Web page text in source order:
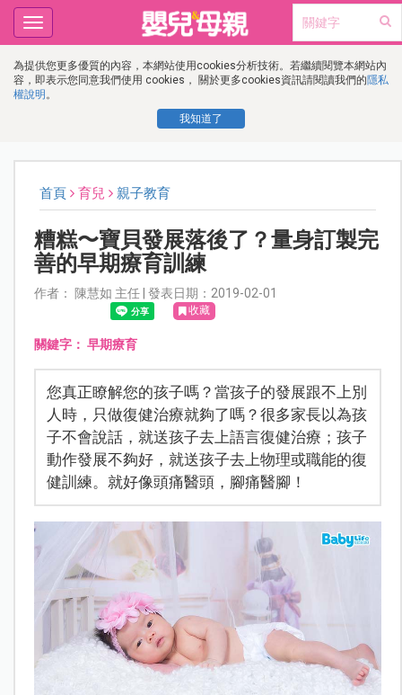
為提供您更多優質的內容，本網站使用cookies分析技術。若繼續閱覽本網站內
容，即表示您同意我們使用 cookies， 關於更多cookies資訊請閱讀我們的隱私
權說明 。
我知道了
Toggle
navigation
首頁 育兒 親子教育
糟糕〜寶貝發展落後了？量身訂製完
善的早期療育訓練
作者： 陳慧如 主任 | 發表日期：2019-02-01
收藏
關鍵字： 早期療育
您真正瞭解您的孩子嗎？當孩子的發展跟不上別
人時，只做復健治療就夠了嗎？很多家長以為孩
子不會說話，就送孩子去上語言復健治療；孩子
動作發展不夠好，就送孩子去上物理或職能的復
健訓練。就好像頭痛醫頭，腳痛醫腳！